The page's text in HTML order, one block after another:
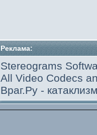
Реклама:
Stereograms
All Video Codecs
Враг.Ру -